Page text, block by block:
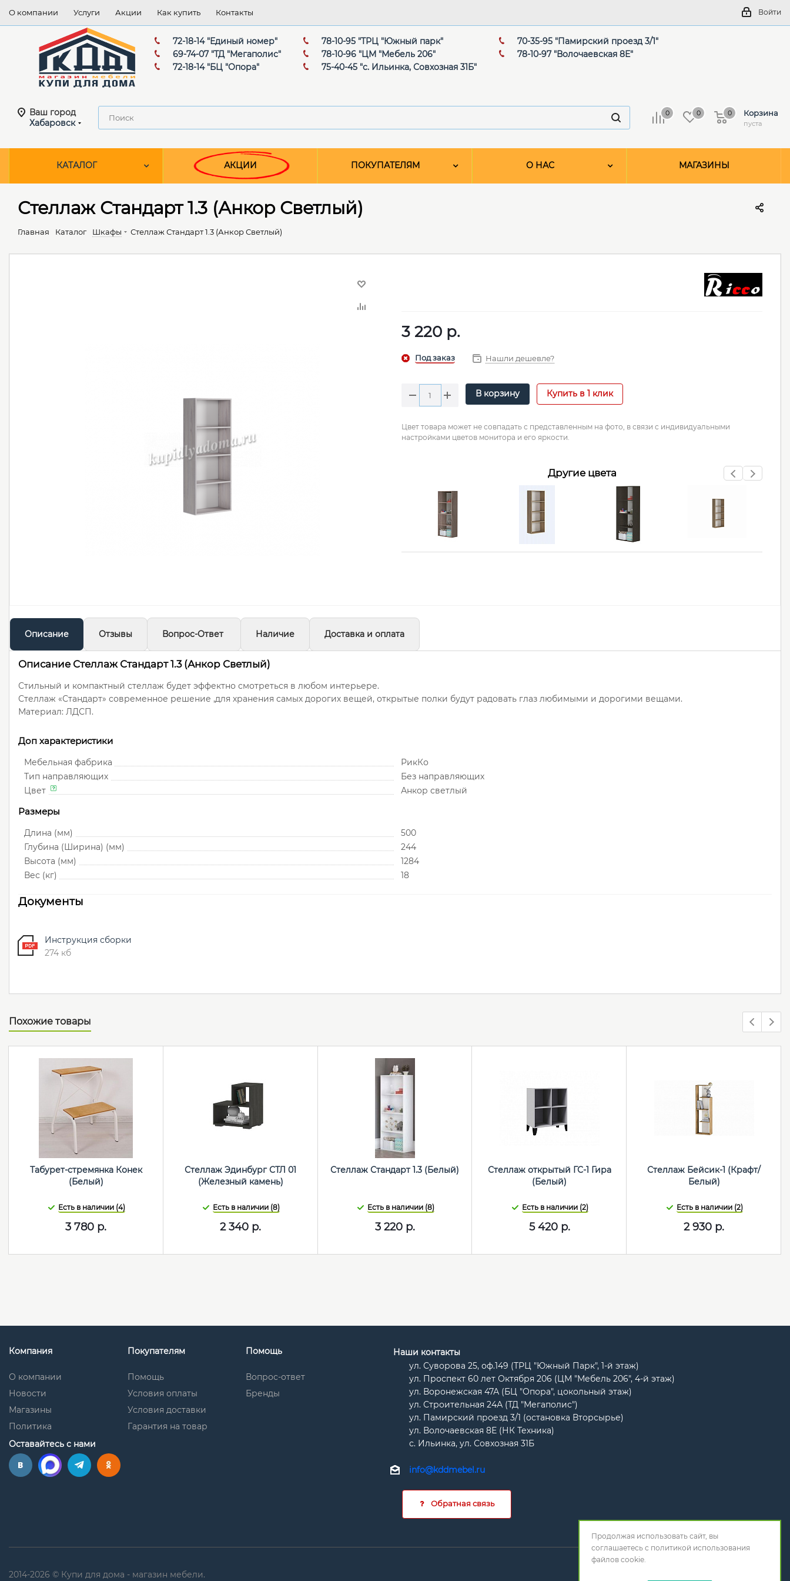
О компании Услуги Акции Как купить Контакты Войти
72-18-14 "Единый номер"
69-74-07 "ТД "Мегаполис"
72-18-14 "БЦ "Опора"
78-10-95 "ТРЦ "Южный парк"
78-10-96 "ЦМ "Мебель 206"
75-40-45 "с. Ильинка, Совхозная 31Б"
70-35-95 "Памирский проезд 3/1"
78-10-97 "Волочаевская 8Е"
Ваш город
Хабаровск
0 0 Корзина
пуста
0
КАТАЛОГ АКЦИИ ПОКУПАТЕЛЯМ О НАС МАГАЗИНЫ
Стеллаж Стандарт 1.3 (Анкор Светлый)
Главная Каталог Шкафы Стеллаж Стандарт 1.3 (Анкор Светлый)
3 220 р.
Нашли дешевле?
В корзину Купить в 1 клик
Цвет товара может не совпадать с представленным на фото, в связи с индивидуальными
настройками цветов монитора и его яркости.
Другие цвета
Описание Отзывы Вопрос-Ответ Наличие Доставка и оплата
Описание Стеллаж Стандарт 1.3 (Анкор Светлый)
Стильный и компактный стеллаж будет эффектно смотреться в любом интерьере.
Стеллаж «Стандарт» современное решение ,для хранения самых дорогих вещей, открытые полки будут радовать глаз любимыми и дорогими вещами.
Материал: ЛДСП.
Доп характеристики
Мебельная фабрика
РикКо
Тип направляющих
Без направляющих
Цвет
Анкор светлый
Размеры
Длина (мм)
500
Глубина (Ширина) (мм)
244
Высота (мм)
1284
Вес (кг)
18
Документы
Инструкция сборки
274 кб
Похожие товары
Табурет-стремянка Конек
(Белый)
Есть в наличии (4)
3 780 р.
Стеллаж Эдинбург СТЛ 01
(Железный камень)
Есть в наличии (8)
2 340 р.
Стеллаж Стандарт 1.3 (Белый)
Есть в наличии (8)
3 220р.
Стеллаж открытый ГС-1 Гира
(Белый)
Есть в наличии (2)
5 420р.
Стеллаж Бейсик-1 (Крафт/
Белый)
Есть в наличии (2)
2 930 р.
Компания
О компании
Новости
Магазины
Политика
Покупателям
Помощь
Условия оплаты
Условия доставки
Гарантия на товар
Помощь
Вопрос-ответ
Бренды
Оставайтесь с нами
Наши контакты
ул. Суворова 25, оф.149 (ТРЦ "Южный Парк", 1-й этаж)
ул. Проспект 60 лет Октября 206 (ЦМ "Мебель 206", 4-й этаж)
ул. Воронежская 47А (БЦ "Опора", цокольный этаж)
ул. Строительная 24А (ТД "Мегаполис")
ул. Памирский проезд 3/1 (остановка Вторсырье)
ул. Волочаевская 8Е (НК Техника)
с. Ильинка, ул. Совхозная 31Б
info@kddmebel.ru
Обратная связь
2014-2026 © Купи для дома - магазин мебели.
Продолжая использовать сайт, вы
соглашаетесь с политикой использования
файлов cookie.